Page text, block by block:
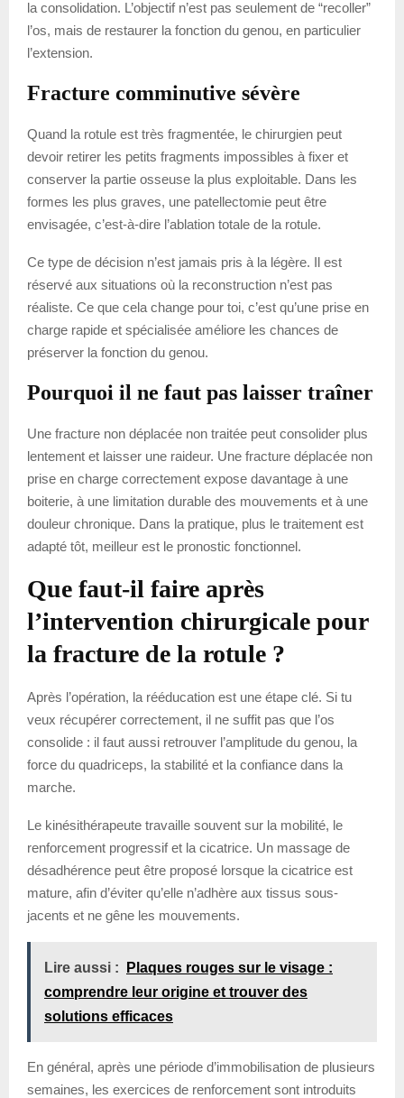
la consolidation. L’objectif n’est pas seulement de “recoller”
l’os, mais de restaurer la fonction du genou, en particulier
l’extension.
Fracture comminutive sévère
Quand la rotule est très fragmentée, le chirurgien peut
devoir retirer les petits fragments impossibles à fixer et
conserver la partie osseuse la plus exploitable. Dans les
formes les plus graves, une patellectomie peut être
envisagée, c’est-à-dire l’ablation totale de la rotule.
Ce type de décision n’est jamais pris à la légère. Il est
réservé aux situations où la reconstruction n’est pas
réaliste. Ce que cela change pour toi, c’est qu’une prise en
charge rapide et spécialisée améliore les chances de
préserver la fonction du genou.
Pourquoi il ne faut pas laisser traîner
Une fracture non déplacée non traitée peut consolider plus
lentement et laisser une raideur. Une fracture déplacée non
prise en charge correctement expose davantage à une
boiterie, à une limitation durable des mouvements et à une
douleur chronique. Dans la pratique, plus le traitement est
adapté tôt, meilleur est le pronostic fonctionnel.
Que faut-il faire après
l’intervention chirurgicale pour
la fracture de la rotule ?
Après l’opération, la rééducation est une étape clé. Si tu
veux récupérer correctement, il ne suffit pas que l’os
consolide : il faut aussi retrouver l’amplitude du genou, la
force du quadriceps, la stabilité et la confiance dans la
marche.
Le kinésithérapeute travaille souvent sur la mobilité, le
renforcement progressif et la cicatrice. Un massage de
désadhérence peut être proposé lorsque la cicatrice est
mature, afin d’éviter qu’elle n’adhère aux tissus sous-
jacents et ne gêne les mouvements.
Lire aussi :
Plaques rouges sur le visage :
comprendre leur origine et trouver des
solutions efficaces
En général, après une période d’immobilisation de plusieurs
semaines, les exercices de renforcement sont introduits